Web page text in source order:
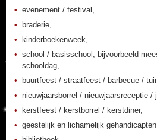
evenement / festival,
braderie,
kinderboekenweek,
school / basisschool, bijvoorbeeld
schooldag,
buurtfeest / straatfeest / barbecue /
nieuwjaarsborrel / nieuwjaarsreceptie /
kerstfeest / kerstborrel / kerstdiner,
geestelijk en lichamelijk